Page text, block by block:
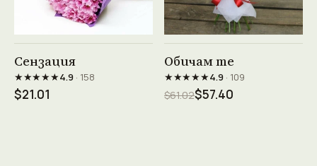
Сензация
★★★★★4.9· 158
$21.01
Обичам те
★★★★★4.9· 109
$61.02$57.40